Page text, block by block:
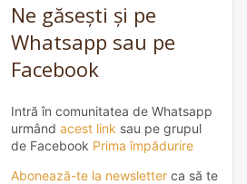
Ne găsești și pe
Whatsapp sau pe
Facebook
Intră în comunitatea de Whatsapp
urmând acest link sau pe grupul
de Facebook Prima împădurire
Abonează-te la newsletter ca să te